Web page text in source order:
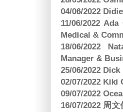
04/06/2022
11/06/2022
Medical &
18/06/2022
Manager &
25/06/2022
02/07/2022 Kiki
09/07/2022
16/07/2022 周